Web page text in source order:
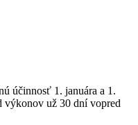
účinnosť 1. januára a 1.
výkonov už 30 dní vopred